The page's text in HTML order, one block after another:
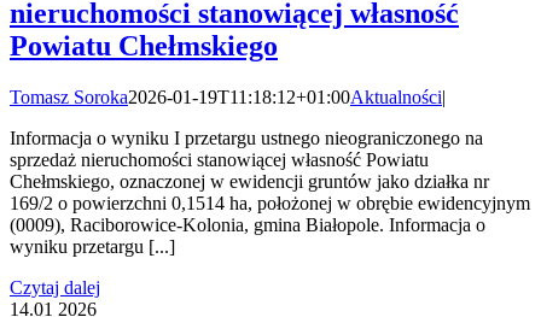
nieruchomości stanowiącej własność
Powiatu Chełmskiego
Tomasz Soroka2026-01-19T11:18:12+01:00Aktualności|
Informacja o wyniku I przetargu ustnego nieograniczonego na
sprzedaż nieruchomości stanowiącej własność Powiatu
Chełmskiego, oznaczonej w ewidencji gruntów jako działka nr
169/2 o powierzchni 0,1514 ha, położonej w obrębie ewidencyjnym
(0009), Raciborowice-Kolonia, gmina Białopole. Informacja o
wyniku przetargu [...]
Czytaj dalej
14.01 2026